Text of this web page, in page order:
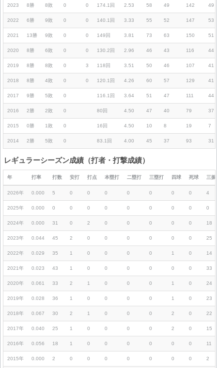
2023 8勝 8敗 0 0 174.1回 2.53 58 49 142 49
2022 6勝 9敗 0 0 140.1回 3.33 55 52 147 53
2021 13勝 9敗 0 0 149回 3.81 73 63 150 51
2020 8勝 6敗 0 0 130.2回 2.96 46 43 116 44
2019 8勝 8敗 0 3 118回 3.51 50 46 107 41
2018 8勝 4敗 0 0 120.1回 4.26 60 57 129 41
2017 9勝 5敗 0 116.1回 3.64 51 47 111 44
2016 2勝 2敗 0 80回 4.50 47 40 79 37
2015 0勝 1敗 0 16回 4.50 10 8 19 7
2014 2勝 5敗 0 83.1回 4.00 45 37 93 31
レギュラーシーズン成績（打者・打撃成績）
年 打率 打数 安打 打点 本塁打 二塁打 三塁打 四球 死球 三振
2026年 0.000 5 0 0 0 0 0 0 0 4
2025年 0.000 0 0 0 0 0 0 0 0 0
2024年 0.000 31 0 2 0 0 0 0 0 18
2023年 0.044 45 2 0 0 0 0 0 0 25
2022年 0.029 35 1 0 0 0 0 1 0 14
2021年 0.023 43 1 0 0 0 0 0 0 33
2020年 0.061 33 2 1 0 0 0 1 0 24
2019年 0.028 36 1 0 0 0 0 1 0 23
2018年 0.067 30 2 1 0 0 0 2 0 22
2017年 0.040 25 1 0 0 0 0 2 0 15
2016年 0.056 18 1 0 0 0 0 0 0 11
2015年 0.000 2 0 0 0 0 0 0 0 2